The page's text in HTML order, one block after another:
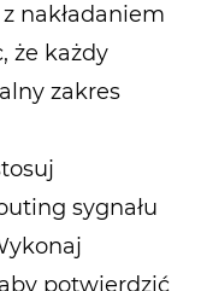
nakładaniem
że każdy
zakres
sygnału
potwierdzić